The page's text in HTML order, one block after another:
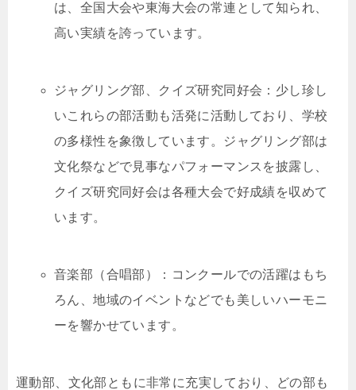
は、全国大会や東海大会の常連として知られ、
高い実績を誇っています。
ジャグリング部、クイズ研究同好会：少し珍し
いこれらの部活動も活発に活動しており、学校
の多様性を象徴しています。ジャグリング部は
文化祭などで見事なパフォーマンスを披露し、
クイズ研究同好会は各種大会で好成績を収めて
います。
音楽部（合唱部）：コンクールでの活躍はもち
ろん、地域のイベントなどでも美しいハーモニ
ーを響かせています。
運動部、文化部ともに非常に充実しており、どの部も